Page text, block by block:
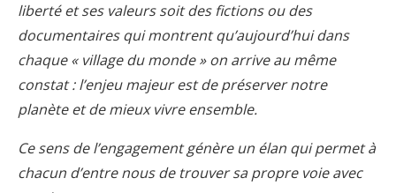
liberté et ses valeurs soit des fictions ou des
documentaires qui montrent qu’aujourd’hui dans
chaque « village du monde » on arrive au même
constat : l’enjeu majeur est de préserver notre
planète et de mieux vivre ensemble.
Ce sens de l’engagement génère un élan qui permet à
chacun d’entre nous de trouver sa propre voie avec